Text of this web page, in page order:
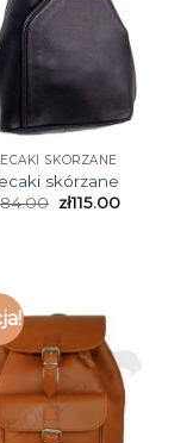
SKÓRZANE
skórzane
zł115.00